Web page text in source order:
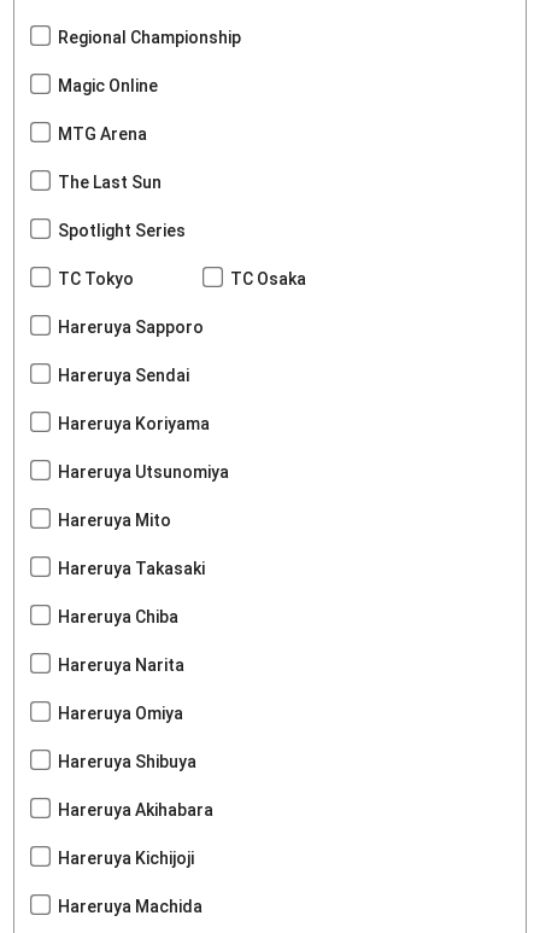
Regional Championship
Magic Online
MTG Arena
The Last Sun
Spotlight Series
TC Tokyo TC Osaka
Hareruya Sapporo
Hareruya Sendai
Hareruya Koriyama
Hareruya Utsunomiya
Hareruya Mito
Hareruya Takasaki
Hareruya Chiba
Hareruya Narita
Hareruya Omiya
Hareruya Shibuya
Hareruya Akihabara
Hareruya Kichijoji
Hareruya Machida